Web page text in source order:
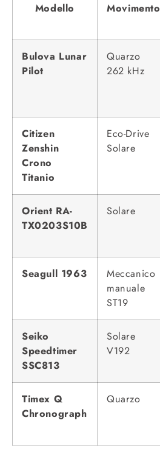
Modello Movimento
Bulova Lunar
Pilot
Quarzo
262 kHz
Citizen
Zenshin
Crono
Titanio
Eco-Drive
Solare
Orient RA-
TX0203S10B
Solare
Seagull 1963
Meccanico
manuale
ST19
Seiko
Speedtimer
SSC813
Solare
V192
Timex Q
Chronograph
Quarzo